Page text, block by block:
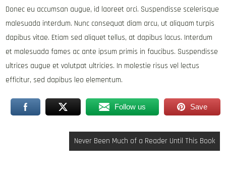
Donec eu accumsan augue, id laoreet orci. Suspendisse scelerisque
malesuada interdum. Nunc consequat diam arcu, ut aliquam turpis
dapibus vitae. Etiam sed aliquet tellus, at dapibus lacus. Interdum
et malesuada fames ac ante ipsum primis in faucibus. Suspendisse
ultrices augue et volutpat ultricies. In molestie risus vel lectus
efficitur, sed dapibus leo elementum.
Follow us Save
Never Been Much of a Reader Until This Book